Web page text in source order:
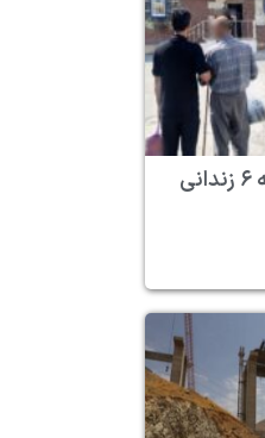
هدیه خیرین البرزی به ۶ زندانی